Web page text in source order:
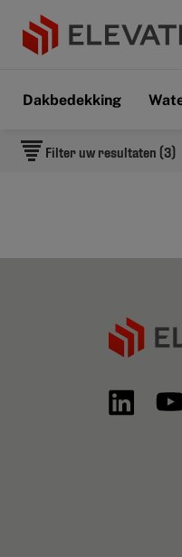
Dakbedekking
Filter uw resultaten (3)